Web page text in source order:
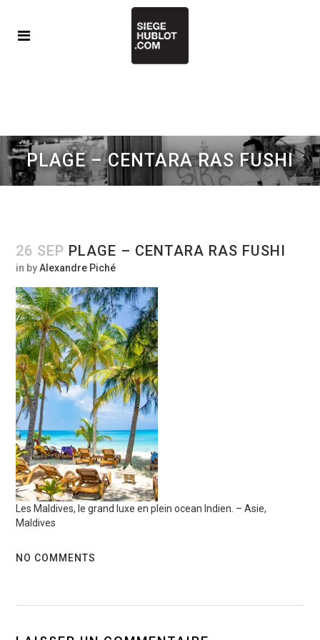
PLAGE – CENTARA RAS FUSHI
26 SEP PLAGE – CENTARA RAS FUSHI
in byAlexandre Piché
Les Maldives, le grand luxe en plein ocean Indien. – Asie,
Maldives
NO COMMENTS